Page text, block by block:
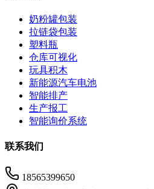
奶粉罐包装
拉链袋包装
塑料瓶
仓库可视化
玩具积木
新能源汽车电池
智能排产
生产报工
智能询价系统
联系我们
18565399650